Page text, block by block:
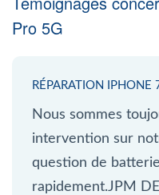
Pro 5G
RÉPARATION IPHONE
Nous sommes
intervention sur
question de
rapidement.JPM